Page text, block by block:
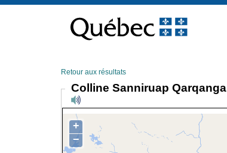
contenu
Retour aux résultats
Colline Sanniruap Qarqanga
+
−